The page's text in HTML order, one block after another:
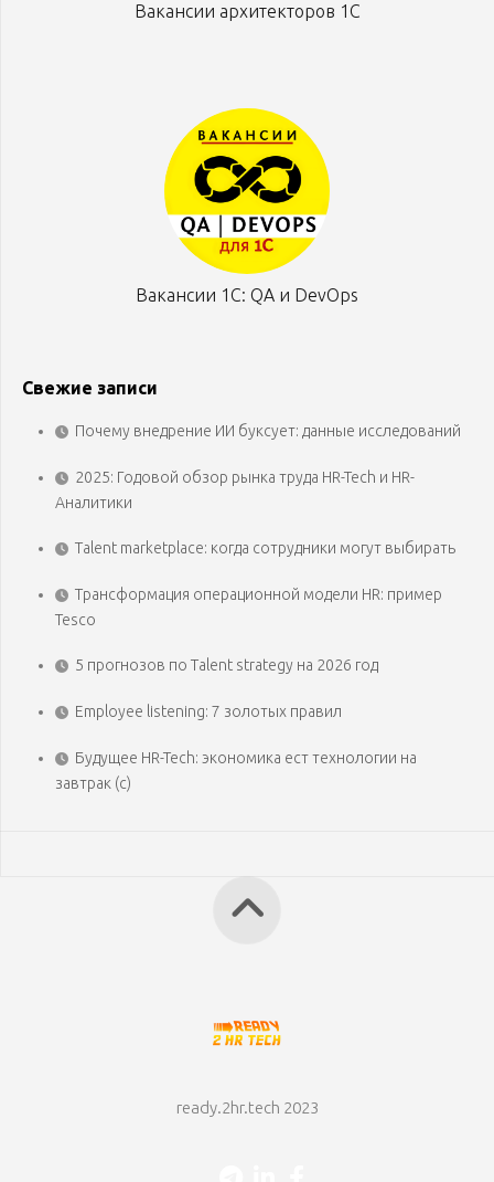
Вакансии архитекторов 1С
Вакансии 1С: QA и DevOps
Свежие записи
Почему внедрение ИИ буксует: данные исследований
2025: Годовой обзор рынка труда HR-Tech и HR-
Аналитики
Talent marketplace: когда сотрудники могут выбирать
Трансформация операционной модели HR: пример
Tesco
5 прогнозов по Talent strategy на 2026 год
Employee listening: 7 золотых правил
Будущее HR-Tech: экономика ест технологии на
завтрак (с)
ready.2hr.tech 2023